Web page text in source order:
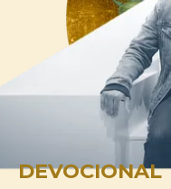
DEVOCIONAL